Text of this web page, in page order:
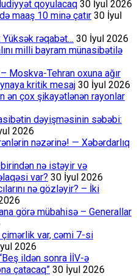
qoyulacaq 30 İyul 2026
maaş 10 minə çatır 30 İyul
rəqabət… 30 İyul 2026
milli bayram münasibətilə
Moskva-Tehran oxuna ağır
kritik mesaj 30 İyul 2026
ən çox şikayətlənən rayonlar
dəyişməsinin səbəbi:
2026
nəzərinə! — Xəbərdarlıq
nə istəyir və
var? 30 İyul 2026
nə gözləyir? – İki
görə mübahisə – Generallar
var, cəmi 7-si
2026
ildən sonra İİV-ə
çatacaq” 30 İyul 2026